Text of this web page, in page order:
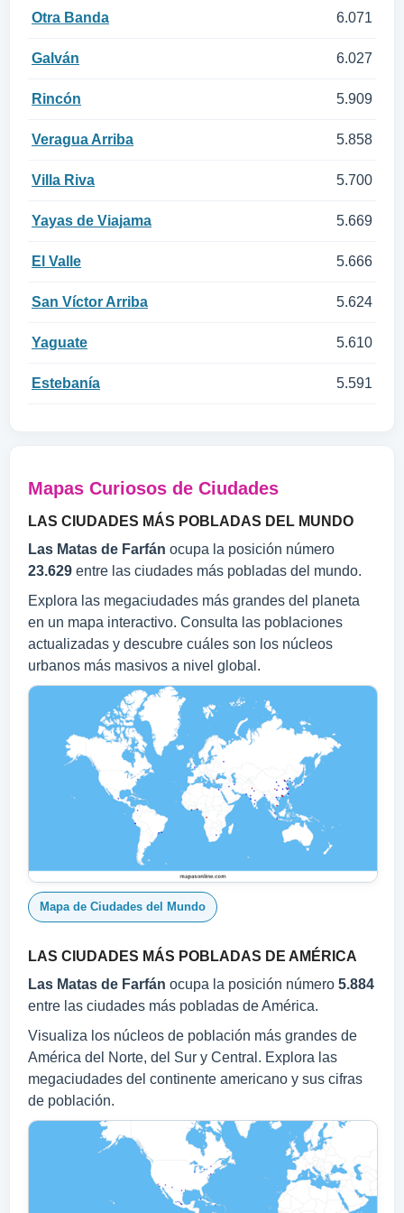
Otra Banda 6.071
Galván 6.027
Rincón 5.909
Veragua Arriba 5.858
Villa Riva 5.700
Yayas de Viajama 5.669
El Valle 5.666
San Víctor Arriba 5.624
Yaguate 5.610
Estebanía 5.591
Mapas Curiosos de Ciudades
LAS CIUDADES MÁS POBLADAS DEL MUNDO
Las Matas de Farfán ocupa la posición número
23.629 entre las ciudades más pobladas del mundo.
Explora las megaciudades más grandes del planeta
en un mapa interactivo. Consulta las poblaciones
actualizadas y descubre cuáles son los núcleos
urbanos más masivos a nivel global.
Mapa de Ciudades del Mundo
LAS CIUDADES MÁS POBLADAS DE AMÉRICA
Las Matas de Farfán ocupa la posición número 5.884
entre las ciudades más pobladas de América.
Visualiza los núcleos de población más grandes de
América del Norte, del Sur y Central. Explora las
megaciudades del continente americano y sus cifras
de población.